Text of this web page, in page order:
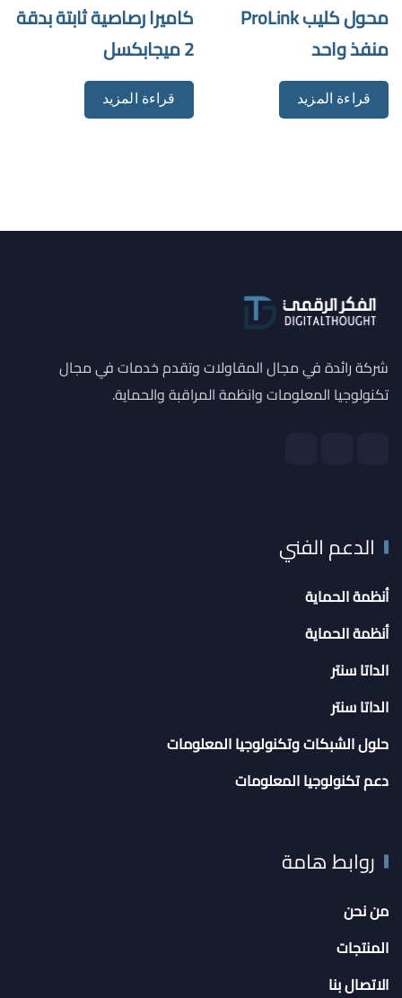
محول كليب ProLink
منفذ واحد
قراءة المزيد
كاميرا رصاصية ثابتة بدقة
2 ميجابكسل
قراءة المزيد
شركة رائدة في مجال المقاولات وتقدم خدمات في مجال
تكنولوجيا المعلومات وانظمة المراقبة والحماية.
الدعم الفني
أنظمة الحماية
أنظمة الحماية
الداتا سنتر
الداتا سنتر
حلول الشبكات وتكنولوجيا المعلومات
دعم تكنولوجيا المعلومات
روابط هامة
من نحن
المنتجات
الاتصال بنا